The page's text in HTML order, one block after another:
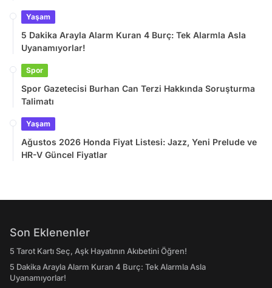
Yaşam
5 Dakika Arayla Alarm Kuran 4 Burç: Tek Alarmla Asla
Uyanamıyorlar!
Spor
Spor Gazetecisi Burhan Can Terzi Hakkında Soruşturma
Talimatı
Yaşam
Ağustos 2026 Honda Fiyat Listesi: Jazz, Yeni Prelude ve
HR-V Güncel Fiyatlar
Son Eklenenler
5 Tarot Kartı Seç, Aşk Hayatının Akıbetini Öğren!
5 Dakika Arayla Alarm Kuran 4 Burç: Tek Alarmla Asla
Uyanamıyorlar!